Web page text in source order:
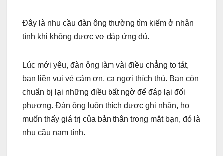
Đây là nhu cầu đàn ông thường tìm kiếm ở nhân
tình khi không được vợ đáp ứng đủ.
Lúc mới yêu, đàn ông làm vài điều chẳng to tát,
bạn liền vui vẻ cảm ơn, ca ngợi thích thú. Bạn còn
chuẩn bị lại những điều bất ngờ để đáp lại đối
phương. Đàn ông luôn thích được ghi nhận, họ
muốn thấy giá trị của bản thân trong mắt bạn, đó là
nhu cầu nam tính.